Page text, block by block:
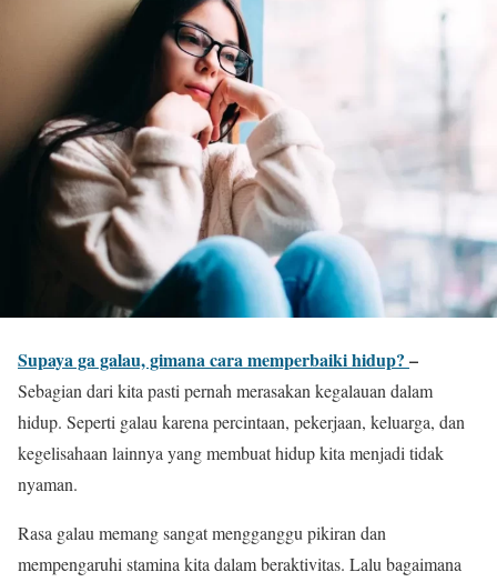
Supaya ga galau, gimana cara memperbaiki hidup? –
Sebagian dari kita pasti pernah merasakan kegalauan dalam
hidup. Seperti galau karena percintaan, pekerjaan, keluarga, dan
kegelisahaan lainnya yang membuat hidup kita menjadi tidak
nyaman.
Rasa galau memang sangat mengganggu pikiran dan
mempengaruhi stamina kita dalam beraktivitas. Lalu bagaimana